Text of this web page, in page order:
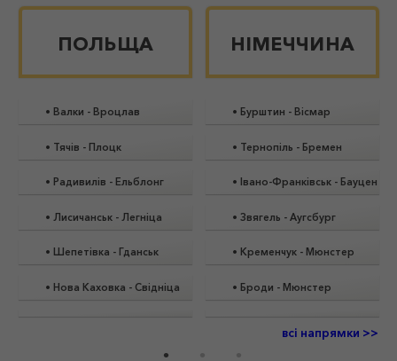
ПОЛЬЩА
• Валки - Вроцлав
• Тячів - Плоцк
• Радивилів - Ельблонг
• Лисичанськ- Легніца
• Шепетівка - Гданськ
• Нова Каховка - Свідніца
НІМЕЧЧИНА
• Бурштин - Вісмар
• Тернопіль - Бремен
• Івано-Франківськ- Бауцен
• Звягель - Аугсбург
• Кременчук- Мюнстер
• Броди - Мюнстер
всі напрямки >>